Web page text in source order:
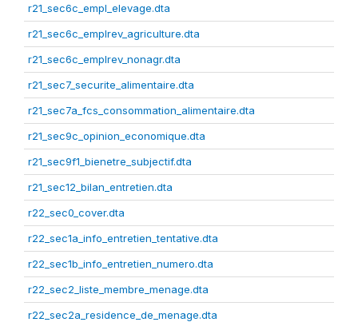
r21_sec6c_empl_elevage.dta
r21_sec6c_emplrev_agriculture.dta
r21_sec6c_emplrev_nonagr.dta
r21_sec7_securite_alimentaire.dta
r21_sec7a_fcs_consommation_alimentaire.dta
r21_sec9c_opinion_economique.dta
r21_sec9f1_bienetre_subjectif.dta
r21_sec12_bilan_entretien.dta
r22_sec0_cover.dta
r22_sec1a_info_entretien_tentative.dta
r22_sec1b_info_entretien_numero.dta
r22_sec2_liste_membre_menage.dta
r22_sec2a_residence_de_menage.dta